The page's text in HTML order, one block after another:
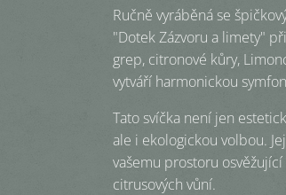
Ručně vyráběná se
"Dotek Zázvoru a limety"
grep, citronové kůry,
vytváří harmonickou
Tato svíčka není jen
ale i ekologickou volbou.
vašemu prostoru
citrusových vůní.